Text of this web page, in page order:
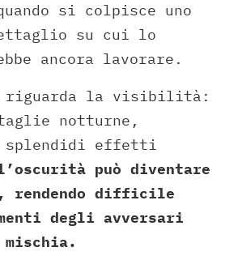
si colpisce uno
su cui lo
ancora lavorare.
riguarda la visibilità:
notturne,
splendidi effetti
può diventare
rendendo difficile
degli avversari